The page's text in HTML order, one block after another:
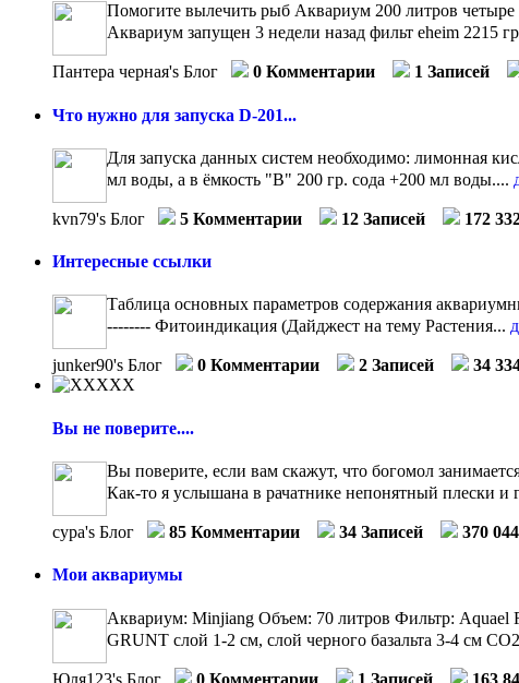
Помогите вылечить рыб Аквариум 200 литров
Аквариум запущен 3 недели назад фильт eheim 2215
Пантера черная's Блог 0 Комментарии 1 Записей
Что нужно для запуска D-201...
Для запуска данных систем необходимо: лимонная
мл воды, а в ёмкость "B" 200 гр. сода +200 мл воды....
kvn79's Блог 5 Комментарии 12 Записей 172
Интересные ссылки
Таблица основных параметров содержания
-------- Фитоиндикация (Дайджест на тему Растения...
junker90's Блог 0 Комментарии 2 Записей 34
Вы не поверите....
Вы поверите, если вам скажут, что богомол
Как-то я услышана в рачатнике непонятный плески и
сура's Блог 85 Комментарии 34 Записей 370
Мои аквариумы
Аквариум: Minjiang Объем: 70 литров Фильтр: Aquael
GRUNT слой 1-2 см, слой черного базальта 3-4 см
Юля123's Блог 0 Комментарии 1 Записей 163